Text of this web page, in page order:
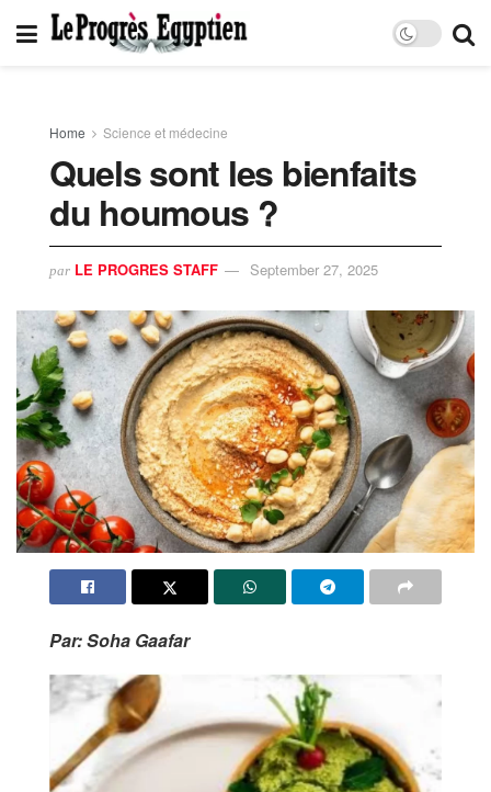
Home Science et médecine
Quels sont les bienfaits
du houmous ?
par LE PROGRES STAFF September 27, 2025
Par: Soha Gaafar